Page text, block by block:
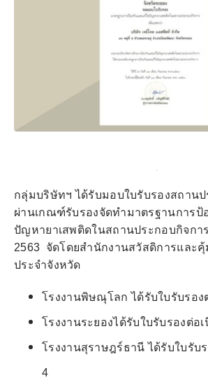
กลุ่มบริษัทฯ ได้รับมอบใบรับรองสถาน
ผ่านเกณฑ์รับรองจัดทำมาตรฐานการป้
ปัญหายาเสพติดในสถานประกอบกิจกา
2563 จัดโดยสำนักงานสวัสดิการและคุ้
ประจำจังหวัด
โรงงานพิษณุโลก ได้รับใบรับรอง
โรงงานระยองได้รับใบรับรองต่อ
โรงงานสุราษฎร์ธานี ได้รับใบรับ
4